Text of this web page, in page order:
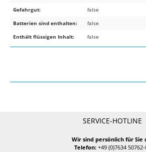
Gefahrgut:
false
Batterien sind enthalten:
false
Enthält flüssigen Inhalt:
false
SERVICE-HOTLINE
Wir sind persönlich für Sie
Telefon:+49 (0)7634 50762-